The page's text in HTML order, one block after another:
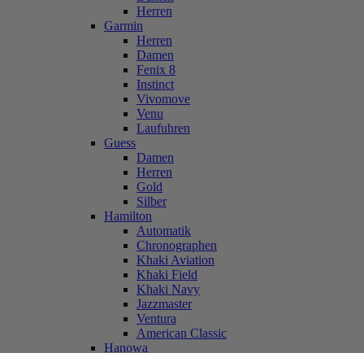
Herren
Garmin
Herren
Damen
Fenix 8
Instinct
Vivomove
Venu
Laufuhren
Guess
Damen
Herren
Gold
Silber
Hamilton
Automatik
Chronographen
Khaki Aviation
Khaki Field
Khaki Navy
Jazzmaster
Ventura
American Classic
Hanowa